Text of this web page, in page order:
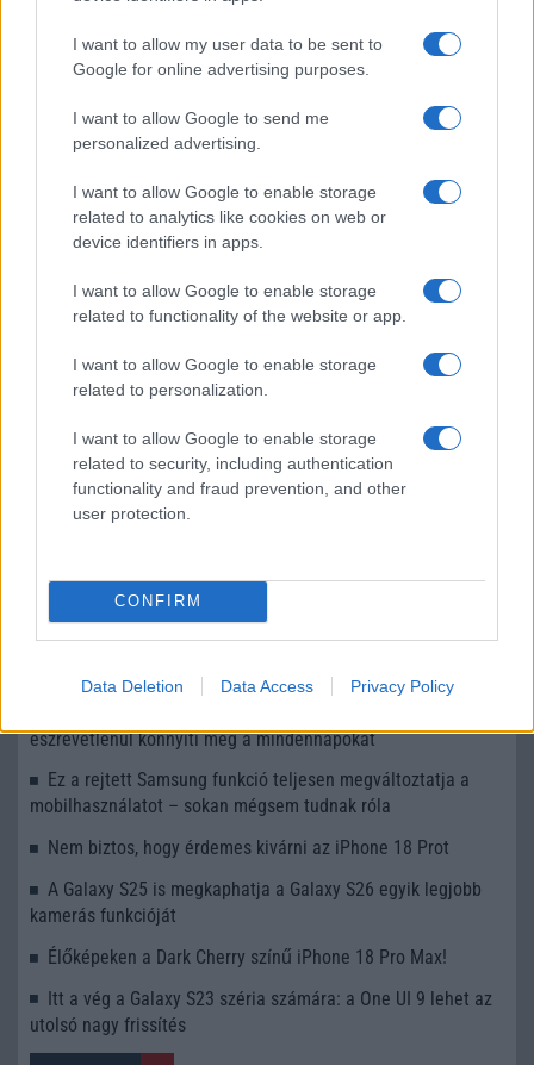
I want to allow my user data to be sent to
Google for online advertising purposes.
I want to allow Google to send me
personalized advertising.
I want to allow Google to enable storage
related to analytics like cookies on web or
device identifiers in apps.
I want to allow Google to enable storage
related to functionality of the website or app.
I want to allow Google to enable storage
related to personalization.
I want to allow Google to enable storage
related to security, including authentication
functionality and fraud prevention, and other
user protection.
CONFIRM
Data Deletion Data Access Privacy Policy
Apple iOS 18.1: Az Apple Intelligence új korszakot nyit az
iPhone-okon
Megéri az iOS 18.1 frissítés az Apple Intelligence-szel?
gondolsz
watchOS 12: Diszkrét forradalom az Apple Watch-on
Apple Intelligence funkciókat?
Stack-et
LEGOLVASOTTABBAK
Számos népszerű Samsung Galaxy készülék kimarad a One
UI 9 frissítésből – itt a lista az érintett modellekről
iPhone 18 bemutató dátum - ekkor rántja le a leplet az
Apple az új csúcsmobilokról
észrevétlenül könnyíti meg a mindennapokat
Ez a rejtett Samsung funkció teljesen megváltoztatja a
mobilhasználatot – sokan mégsem tudnak róla
Nem biztos, hogy érdemes kivárni az iPhone 18 Prot
A Galaxy S25 is megkaphatja a Galaxy S26 egyik legjobb
kamerás funkcióját
Élőképeken a Dark Cherry színű iPhone 18 Pro Max!
Itt a vég a Galaxy S23 széria számára: a One UI 9 lehet az
utolsó nagy frissítés